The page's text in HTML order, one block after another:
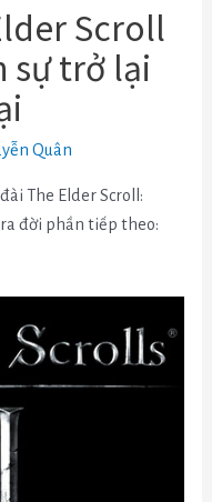
Scroll
sự trở lại
Quân
The Elder Scroll:
đời phần tiếp theo: